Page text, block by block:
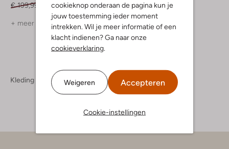
cookieknop onderaan de pagina kun je
jouw toestemming ieder moment
intrekken. Wil je meer informatie of een
klacht indienen? Ga naar onze
cookieverklaring.
Weigeren Accepteren
Cookie-instellingen
€ 199,99
€ 79,99
+ meer kleuren
€ 129,95 € 64,99
+ meer kleuren
Kleding Rokken